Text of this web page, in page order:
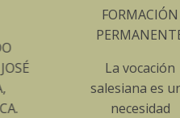
La vocación
salesiana es una